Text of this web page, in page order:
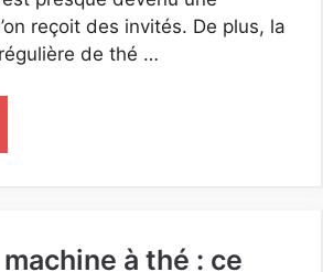
reçoit des invités. De plus, la
de thé …
à thé : ce